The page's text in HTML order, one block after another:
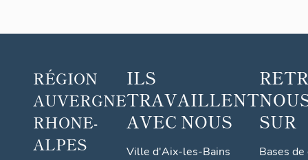
RÉGION
AUVERGNE
RHONE-
ALPES
ILS
TRAVAILLENT
AVEC NOUS
Ville d'Aix-les-Bains
SUR
Bases